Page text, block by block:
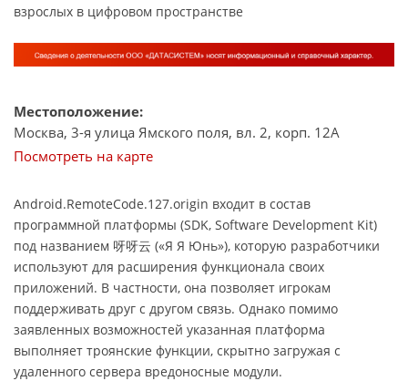
взрослых в цифровом пространстве
Местоположение:
Москва, 3-я улица Ямского поля, вл. 2, корп. 12А
Посмотреть на карте
Android.RemoteCode.127.origin входит в состав
программной платформы (SDK, Software Development Kit)
под названием 呀呀云 («Я Я Юнь»), которую разработчики
используют для расширения функционала своих
приложений. В частности, она позволяет игрокам
поддерживать друг с другом связь. Однако помимо
заявленных возможностей указанная платформа
выполняет троянские функции, скрытно загружая с
удаленного сервера вредоносные модули.